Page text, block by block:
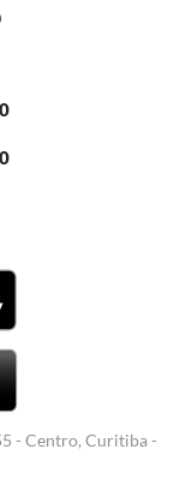
- Centro, Curitiba -